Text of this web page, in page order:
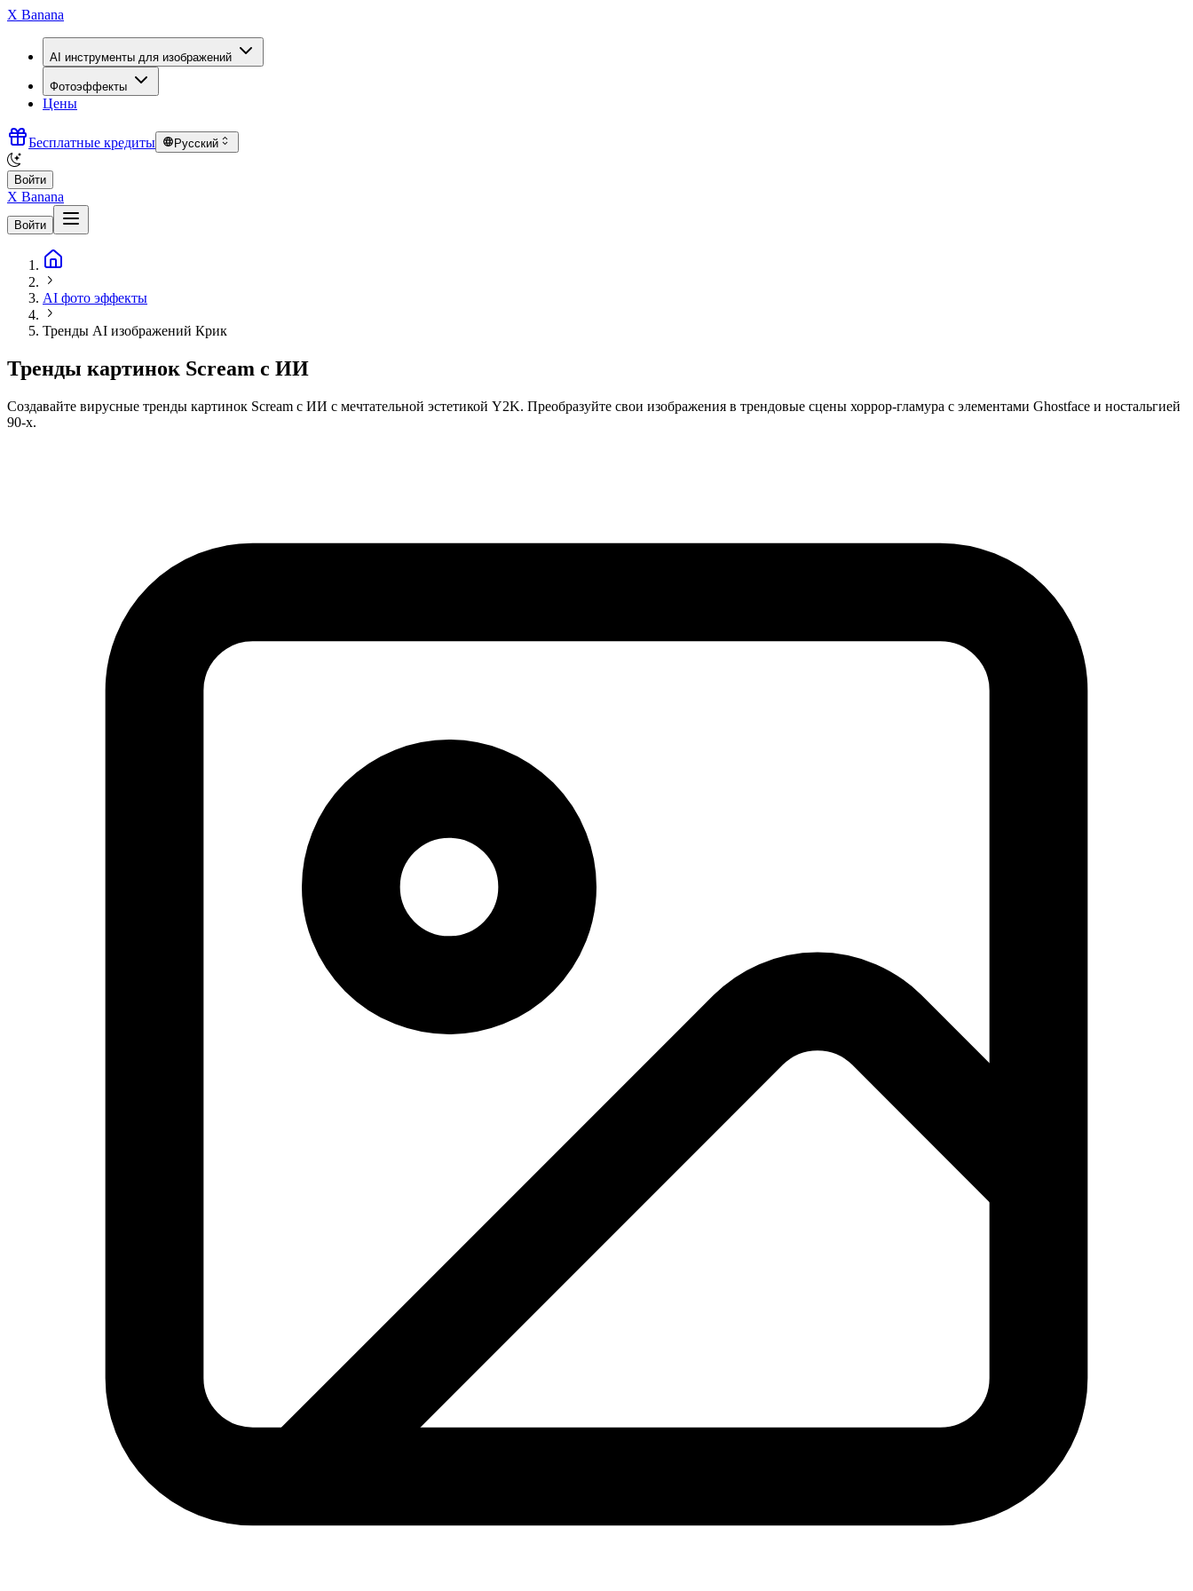
X Banana
AI инструменты для изображений
Фотоэффекты
Цены
Бесплатные кредиты Русский
Войти
X Banana
Войти
AI фото эффекты
Тренды AI изображений Крик
Тренды картинок Scream с ИИ
Создавайте вирусные тренды картинок Scream с ИИ с мечтательной эстетикой Y2K. Преобразуйте свои изображения в трендовые сцены хоррор-гламура с элементами Ghostface и ностальгией
90-х.